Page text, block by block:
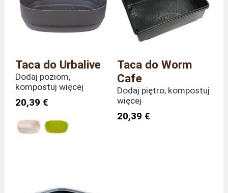
Taca do Urbalive
Dodaj poziom,
kompostuj więcej
20,39 €
Taca do Worm
Cafe
Dodaj piętro, kompostuj
więcej
20,39 €